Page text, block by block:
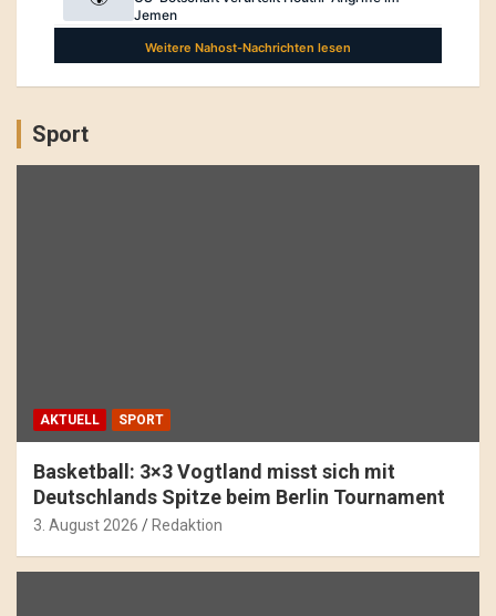
Sport
AKTUELL SPORT
Basketball: 3×3 Vogtland misst sich mit
Deutschlands Spitze beim Berlin Tournament
3. August 2026 Redaktion